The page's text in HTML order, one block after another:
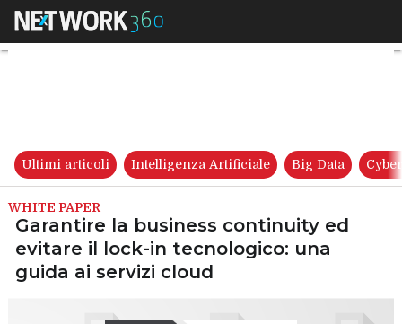
Garantire la business
Ultimi articoli Intelligenza Artificiale Big Data
WHITE PAPER
Garantire la business continuity ed
evitare il lock-in tecnologico: una
guida ai servizi cloud